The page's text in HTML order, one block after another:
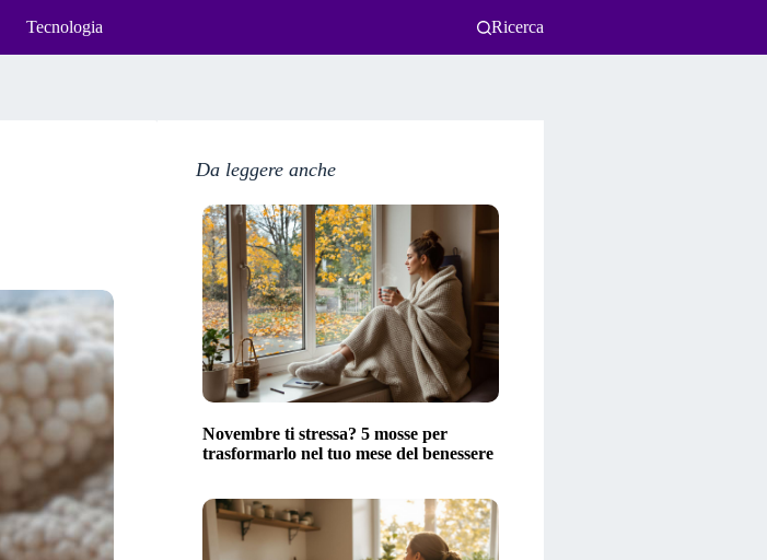
Tecnologia Ricerca
Da leggere anche
Novembre ti stressa? 5 mosse per
trasformarlo nel tuo mese del benessere